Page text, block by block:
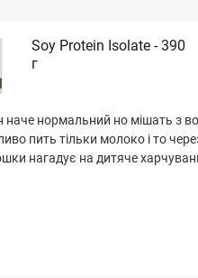
Soy Protein Isolate - 390
г
наче нормальний но мішать з
пить тільки молоко і то
нагадує на дитяче